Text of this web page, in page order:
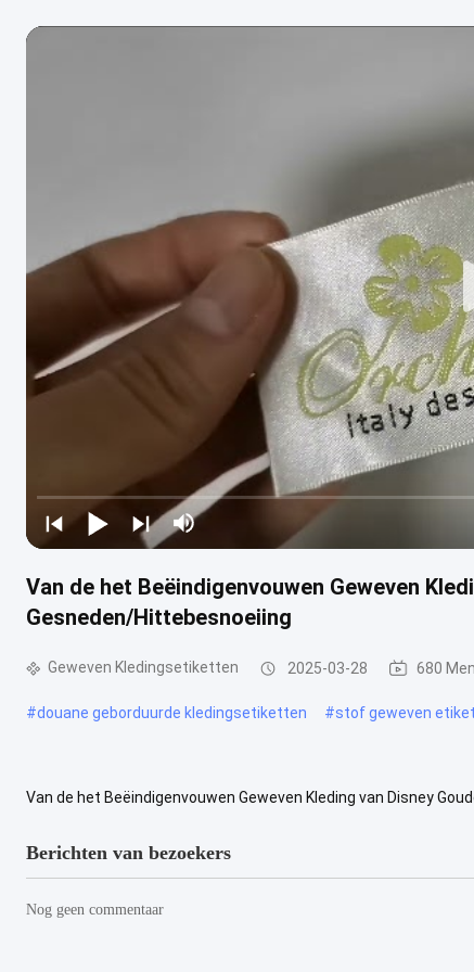
Van de het Beëindigenvouwen Geweven
Gesneden/Hittebesnoeiing
Geweven Kledingsetiketten 2025-03-28 680
#douane geborduurde kledingsetiketten #stof geweven
Van de het Beëindigenvouwen Geweven Kleding van Disney
Berichten van bezoekers
Nog geen commentaar